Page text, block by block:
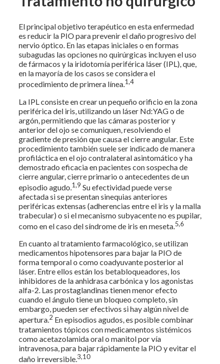
El principal objetivo terapéutico en esta enfermedad
es reducir la PIO para prevenir el daño progresivo del
nervio óptico. En las etapas iniciales o en formas
subagudas las opciones no quirúrgicas incluyen el uso
de fármacos y la iridotomía periférica láser (IPL), que,
en la mayoría de los casos se considera el
procedimiento de primera línea.1,4
La IPL consiste en crear un pequeño orificio en la zona
periférica del iris, utilizando un láser Nd:YAG o de
argón, permitiendo que las cámaras posterior y
anterior del ojo se comuniquen, resolviendo el
gradiente de presión que causa el cierre angular. Este
procedimiento también suele ser indicado de manera
profiláctica en el ojo contralateral asintomático y ha
demostrado eficacia en pacientes con sospecha de
cierre angular, cierre primario o antecedentes de un
episodio agudo.1,9 Su efectividad puede verse
afectada si se presentan sinequias anteriores
periféricas extensas (adherencias entre el iris y la malla
trabecular) o si el mecanismo subyacente no es pupilar,
como en el caso del síndrome de iris en meseta.5,6
En cuanto al tratamiento farmacológico, se utilizan
medicamentos hipotensores para bajar la PIO de
forma temporal o como coadyuvante posterior al
láser. Entre ellos están los betabloqueadores, los
inhibidores de la anhidrasa carbónica y los agonistas
alfa-2. Las prostaglandinas tienen menor efecto
cuando el ángulo tiene un bloqueo completo, sin
embargo, pueden ser efectivos si hay algún nivel de
apertura.2 En episodios agudos, es posible combinar
tratamientos tópicos con medicamentos sistémicos
como acetazolamida oral o manitol por vía
intravenosa, para bajar rápidamente la PIO y evitar el
daño irreversible.3,10